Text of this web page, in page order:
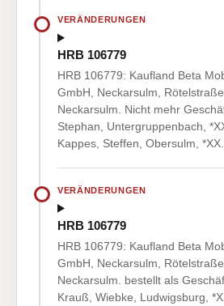
VERÄNDERUNGEN
HRB 106779
HRB 106779: Kaufland Beta
GmbH, Neckarsulm,
Neckarsulm. Nicht mehr
Stephan, Untergruppenbach,
Kappes, Steffen, Obersulm,
VERÄNDERUNGEN
HRB 106779
HRB 106779: Kaufland Beta
GmbH, Neckarsulm,
Neckarsulm. bestellt als
Krauß, Wiebke, Ludwigsburg,